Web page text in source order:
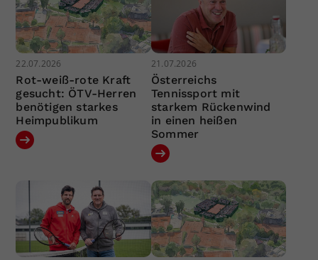
22.07.2026
Rot-weiß-rote Kraft
gesucht: ÖTV-Herren
benötigen starkes
Heimpublikum
21.07.2026
Österreichs
Tennissport mit
starkem Rückenwind
in einen heißen
Sommer